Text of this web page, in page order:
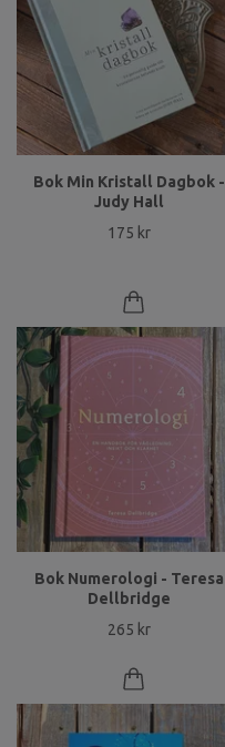
Bok Min Kristall Dagbok -
Judy Hall
175 kr
Bok Numerologi - Teresa
Dellbridge
265 kr